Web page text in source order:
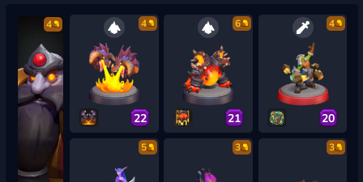
4 4
22
6
21
4
20
5 3 3